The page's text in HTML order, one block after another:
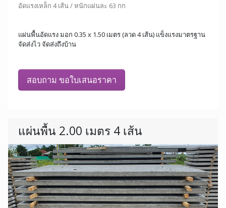
อัดแรงเหล็ก 4 เส้น / หนักแผ่นละ 63 กก
แผ่นพื้นอัดแรง มอก 0.35 x 1.50 เมตร (ลวด 4 เส้น) แข็งแรงมาตรฐาน
จัดส่งไว จัดส่งถึงบ้าน
สอบถาม ขอใบเสนอราคา
แผ่นพื้น 2.00 เมตร 4 เส้น